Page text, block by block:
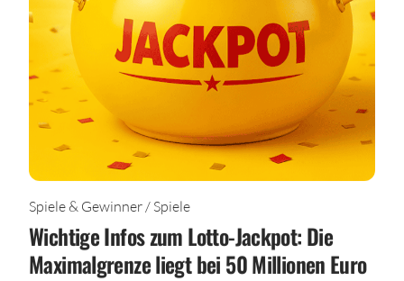
Spiele & Gewinner / Spiele
Wichtige Infos zum Lotto-Jackpot: Die
Maximalgrenze liegt bei 50 Millionen Euro